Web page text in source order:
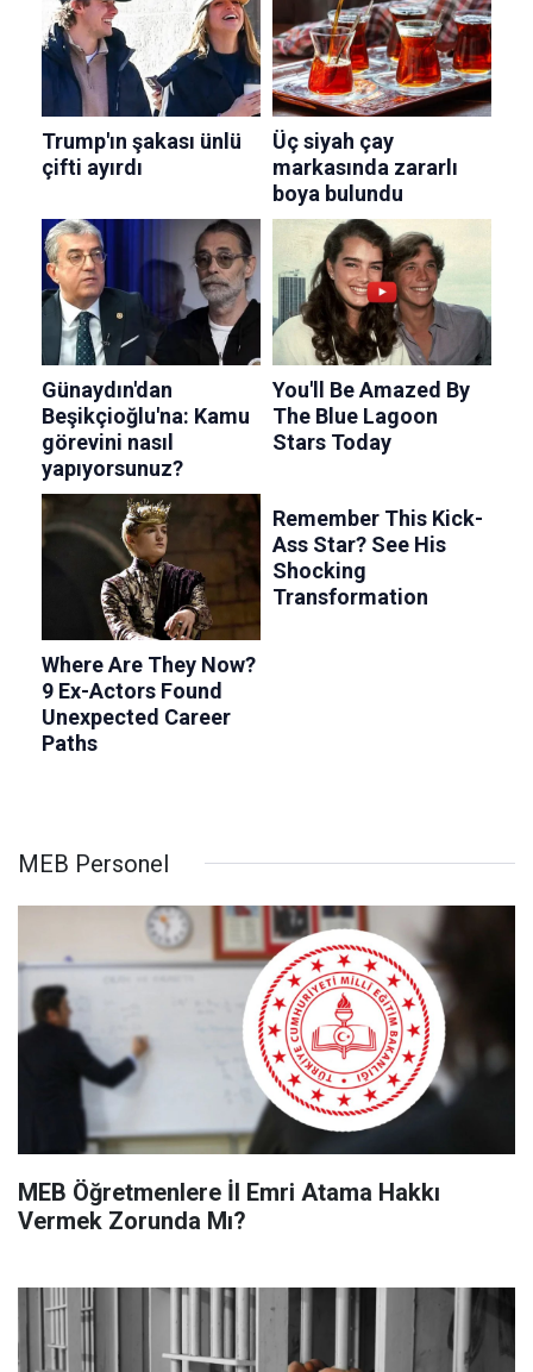
MEB Personel
MEB Öğretmenlere İl Emri Atama Hakkı
Vermek Zorunda Mı?